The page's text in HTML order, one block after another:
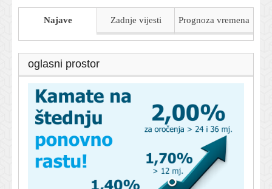
Najave Zadnje vijesti Prognoza vremena
oglasni prostor